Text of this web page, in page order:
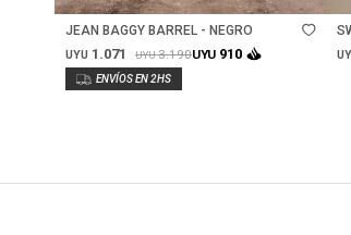
JEAN BAGGY BARREL - NEGRO
UYU 1.071 UYU3.190UYU 910